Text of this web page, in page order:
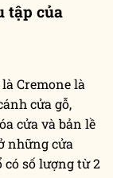
tập của
Cremone là
cửa gỗ,
cửa và bản lề
những cửa
số lượng từ 2